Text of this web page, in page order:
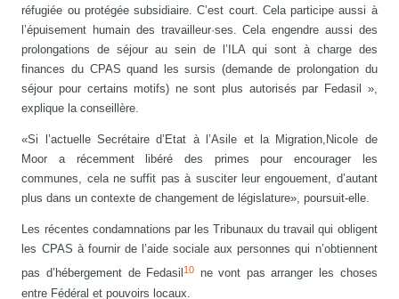
réfugiée ou protégée subsidiaire. C’est court. Cela participe aussi à
l’épuisement humain des travailleur·ses. Cela engendre aussi des
prolongations de séjour au sein de l’ILA qui sont à charge des
finances du CPAS quand les sursis (demande de prolongation du
séjour pour certains motifs) ne sont plus autorisés par Fedasil »,
explique la conseillère.
«Si l’actuelle Secrétaire d’Etat à l’Asile et la Migration,Nicole de
Moor a récemment libéré des primes pour encourager les
communes, cela ne suffit pas à susciter leur engouement, d’autant
plus dans un contexte de changement de législature», poursuit-elle.
Les récentes condamnations par les Tribunaux du travail qui obligent
les CPAS à fournir de l’aide sociale aux personnes qui n’obtiennent
pas d’hébergement de Fedasil10
ne vont pas arranger les choses
entre Fédéral et pouvoirs locaux.